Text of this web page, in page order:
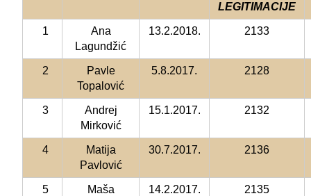
LEGITIMACIJE
1
Ana
Lagundžić
13.2.2018. 2133
2
Pavle
Topalović
5.8.2017. 2128
3
Andrej
Mirković
15.1.2017. 2132
4
Matija
Pavlović
30.7.2017. 2136
5
Maša
14.2.2017. 2135